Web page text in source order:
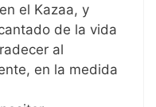
el Kazaa, y
de la vida
al
en la medida